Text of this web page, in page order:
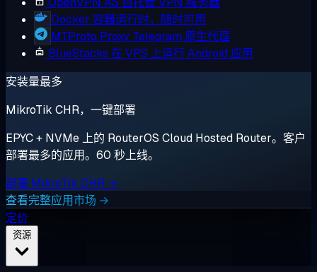
Docker 容器运行时，随时可用
MTProto Proxy Telegram 原生代理
BlueStacks 在 VPS 上运行 Android 应用
安装量最多
MikroTik CHR，一键部署
EPYC + NVMe 上的 RouterOS Cloud Hosted Router。客户
部署最多的应用。60 秒上线。
部署 MikroTik CHR →
查看完整应用市场 →
定价